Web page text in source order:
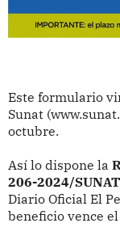
Este formulario
Sunat
octubre.
Así lo dispone la
206-2024/SUNAT
Diario Oficial El
beneficio vence